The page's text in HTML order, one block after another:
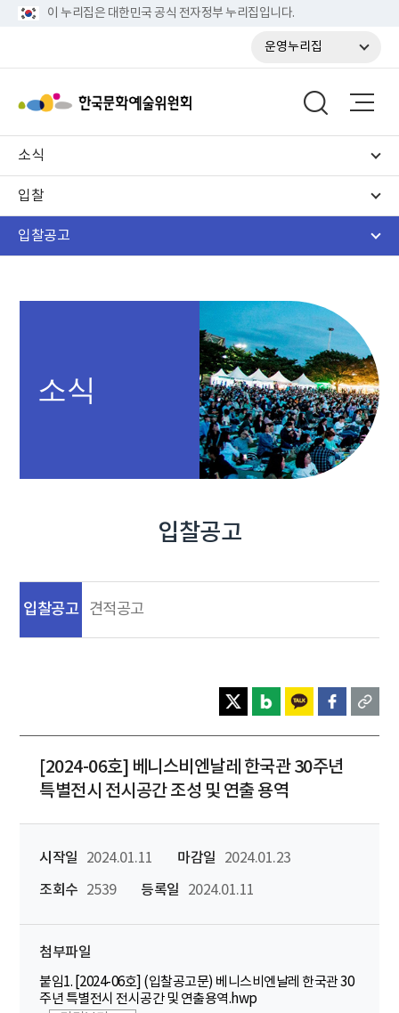
이 누리집은 대한민국 공식 전자정부 누리집입니다.
운영누리집
소식
입찰
입찰공고
소식
입찰공고
입찰공고 견적공고
[2024-06호] 베니스비엔날레 한국관 30주년
특별전시 전시공간 조성 및 연출 용역
시작일 2024.01.11 마감일
2024.01.23
조회수
2539 등록일 2024.01.11
첨부파일
붙임1. [2024-06호] (입찰공고문) 베니스비엔날레 한국관 30
주년 특별전시 전시공간 및 연출용역.hwp